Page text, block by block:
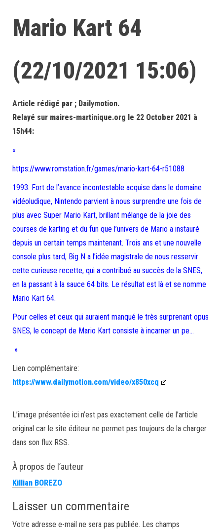
Mario Kart 64
(22/10/2021 15:06)
Article rédigé par ; Dailymotion.
Relayé sur maires-martinique.org le 22 October 2021 à
15h44:
«
https://www.romstation.fr/games/mario-kart-64-r51088
1993. Fort de l’avance incontestable acquise dans le domaine
vidéoludique, Nintendo parvient à nous surprendre une fois de
plus avec Super Mario Kart, brillant mélange de la joie des
courses de karting et du fun que l’univers de Mario a instauré
depuis un certain temps maintenant. Trois ans et une nouvelle
console plus tard, Big N a l’idée magistrale de nous resservir
cette curieuse recette, qui a contribué au succès de la SNES,
en la passant à la sauce 64 bits. Le résultat est là et se nomme
Mario Kart 64.
Pour celles et ceux qui auraient manqué le très surprenant opus
SNES, le concept de Mario Kart consiste à incarner un pe…
»
Lien complémentaire:
https://www.dailymotion.com/video/x850xcq
L’image présentée ici n’est pas exactement celle de l’article
original car le site éditeur ne permet pas toujours de la charger
dans son flux RSS.
À propos de l’auteur
Killian BOREZO
Laisser un commentaire
Votre adresse e-mail ne sera pas publiée. Les champs